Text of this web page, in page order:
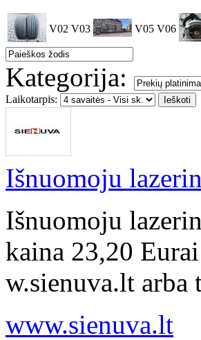
V02 V03 V05 V06
Kategorija:
Laikotarpis:
Išnuomoju
Išnuomoju
kaina 23,20
w.sienuva.lt arba
www.sienuva.lt